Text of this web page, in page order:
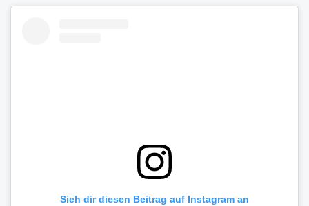
Sieh dir diesen Beitrag auf Instagram an